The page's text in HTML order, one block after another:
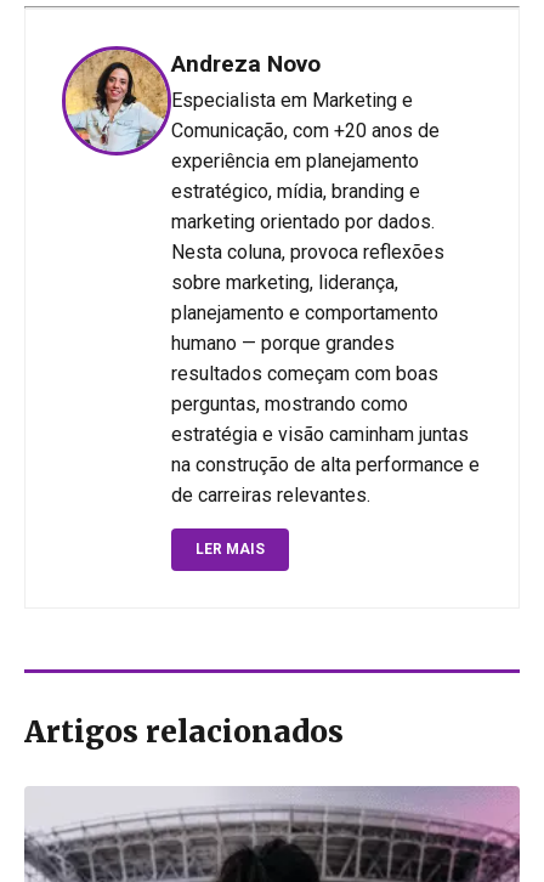
Andreza Novo
Especialista em Marketing e
Comunicação, com +20 anos de
experiência em planejamento
estratégico, mídia, branding e
marketing orientado por dados.
Nesta coluna, provoca reflexões
sobre marketing, liderança,
planejamento e comportamento
humano — porque grandes
resultados começam com boas
perguntas, mostrando como
estratégia e visão caminham juntas
na construção de alta performance e
de carreiras relevantes.
LER MAIS
Artigos relacionados